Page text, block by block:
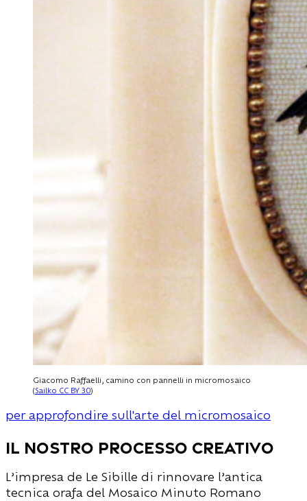
Giacomo Raffaelli, camino con pannelli in micromosaico
(Sailko CC BY 3.0)
per approfondire sull'arte del micromosaico
il nostro processo creativo
L’impresa de Le Sibille di rinnovare l’antica
tecnica orafa del Mosaico Minuto Romano